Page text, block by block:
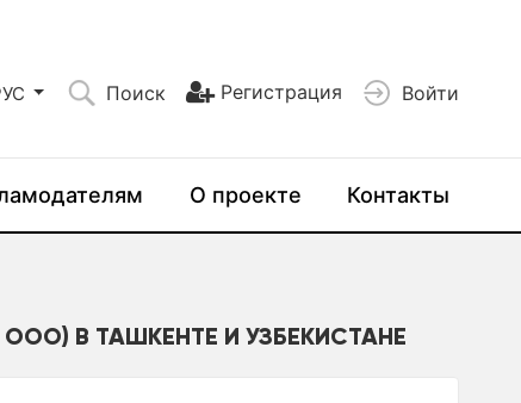
Поиск Регистрация Войти
О проекте Контакты
ООО) В ТАШКЕНТЕ И УЗБЕКИСТАНЕ